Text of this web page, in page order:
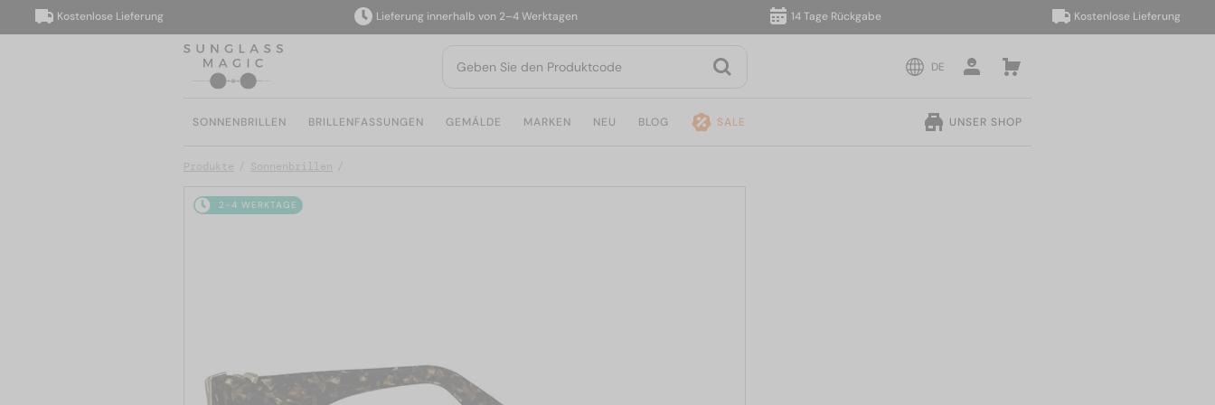
Kostenlose Lieferung Lieferung innerhalb von 2–4 Werktagen 14 Tage Rückgabe Kostenlose Lieferung
DE
SONNENBRILLEN BRILLENFASSUNGEN GEMÄLDE MARKEN NEU BLOG SALE UNSER SHOP
Produkte Sonnenbrillen
2-4 WERKTAGE